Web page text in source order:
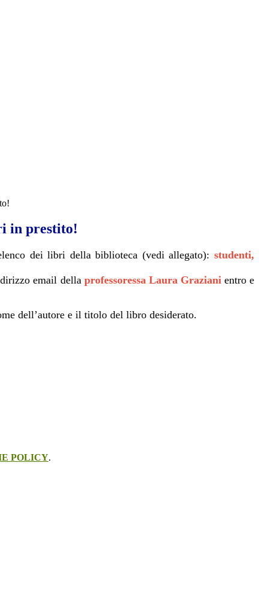
in prestito!
dei libri della biblioteca (vedi allegato): studenti,
email della professoressa Laura Grazianientro e
dell’autore e il titolo del libro desiderato.
POLICY.